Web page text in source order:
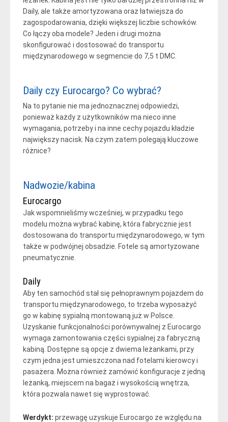
Daily, ale także amortyzowana oraz łatwiejsza do
zagospodarowania, dzięki większej liczbie schowków.
Co łączy oba modele? Jeden i drugi można
skonfigurować i dostosować do transportu
międzynarodowego w segmencie do 7,5 t DMC.
Daily czy Eurocargo? Co wybrać?
Na to pytanie nie ma jednoznacznej odpowiedzi,
ponieważ każdy z użytkowników ma nieco inne
wymagania, potrzeby i na inne cechy pojazdu kładzie
największy nacisk. Na czym zatem polegają kluczowe
różnice?
Nadwozie/kabina
Eurocargo
Jak wspomnieliśmy wcześniej, w przypadku tego
modelu można wybrać kabinę, która fabrycznie jest
dostosowana do transportu międzynarodowego, w tym
także w podwójnej obsadzie. Fotele są amortyzowane
pneumatycznie.
Daily
Aby ten samochód stał się pełnoprawnym pojazdem do
transportu międzynarodowego, to trzeba wyposażyć
go w kabinę sypialną montowaną już w Polsce.
Uzyskanie funkcjonalności porównywalnej z Eurocargo
wymaga zamontowania części sypialnej za fabryczną
kabiną. Dostępne są opcje z dwiema leżankami, przy
czym jedna jest umieszczona nad fotelami kierowcy i
pasażera. Można również zamówić konfiguracje z jedną
leżanką, miejscem na bagaż i wysokością wnętrza,
która pozwala nawet się wyprostować.
Werdykt: przewagę uzyskuje Eurocargo ze względu na